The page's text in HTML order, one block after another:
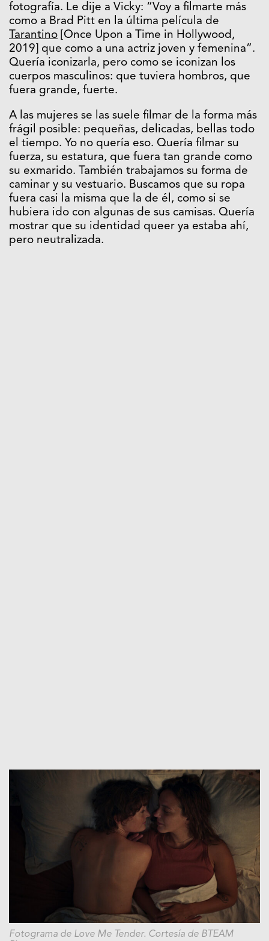
fotografía. Le dije a Vicky: “Voy a filmarte más
como a Brad Pitt en la última película de
Tarantino [Once Upon a Time in Hollywood,
2019] que como a una actriz joven y femenina”.
Quería iconizarla, pero como se iconizan los
cuerpos masculinos: que tuviera hombros, que
fuera grande, fuerte.
A las mujeres se las suele filmar de la forma más
frágil posible: pequeñas, delicadas, bellas todo
el tiempo. Yo no quería eso. Quería filmar su
fuerza, su estatura, que fuera tan grande como
su exmarido. También trabajamos su forma de
caminar y su vestuario. Buscamos que su ropa
fuera casi la misma que la de él, como si se
hubiera ido con algunas de sus camisas. Quería
mostrar que su identidad queer ya estaba ahí,
pero neutralizada.
Fotograma de Love Me Tender. Cortesía de BTEAM